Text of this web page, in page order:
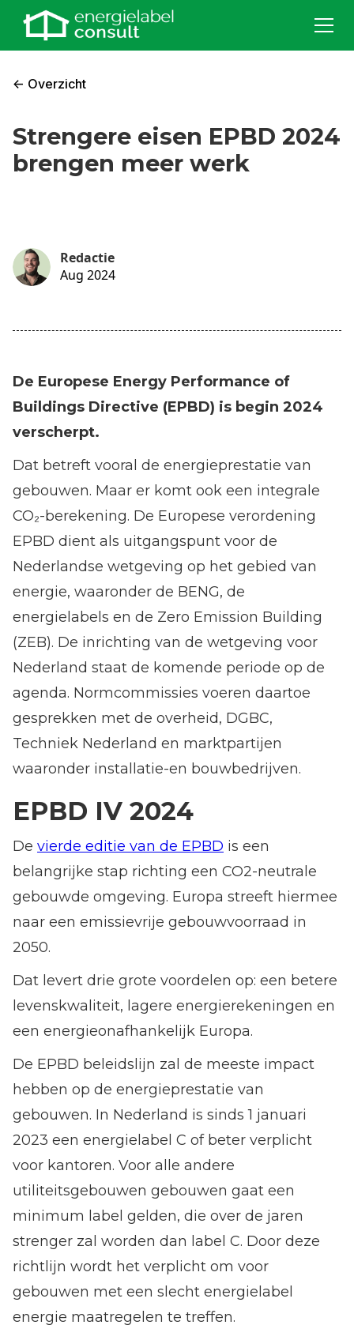
<- Overzicht
Strengere eisen EPBD 2024
brengen meer werk
Redactie
Aug 2024
De Europese Energy Performance of
Buildings Directive (EPBD) is begin 2024
verscherpt.
Dat betreft vooral de energieprestatie van
gebouwen. Maar er komt ook een integrale
CO₂-berekening. De Europese verordening
EPBD dient als uitgangspunt voor de
Nederlandse wetgeving op het gebied van
energie, waaronder de BENG, de
energielabels en de Zero Emission Building
(ZEB). De inrichting van de wetgeving voor
Nederland staat de komende periode op de
agenda. Normcommissies voeren daartoe
gesprekken met de overheid, DGBC,
Techniek Nederland en marktpartijen
waaronder installatie-en bouwbedrijven.
EPBD IV 2024
De vierde editie van de EPBD is een
belangrijke stap richting een CO2-neutrale
gebouwde omgeving. Europa streeft hiermee
naar een emissievrije gebouwvoorraad in
2050.
Dat levert drie grote voordelen op: een betere
levenskwaliteit, lagere energierekeningen en
een energieonafhankelijk Europa.
De EPBD beleidslijn zal de meeste impact
hebben op de energieprestatie van
gebouwen. In Nederland is sinds 1 januari
2023 een energielabel C of beter verplicht
voor kantoren. Voor alle andere
utiliteitsgebouwen gebouwen gaat een
minimum label gelden, die over de jaren
strenger zal worden dan label C. Door deze
richtlijn wordt het verplicht om voor
gebouwen met een slecht energielabel
energie maatregelen te treffen.